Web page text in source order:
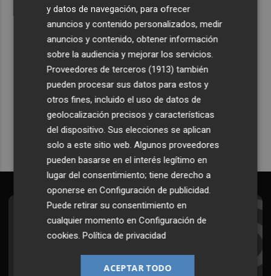
Recibe toda la actualidad de
Plaza Podcast en tu correo
Quiero suscribirme
Suscríbete al Boletín
Todos los días a primera hora en tu email
¡Quiero suscribirme!
y datos de navegación, para ofrecer
anuncios y contenido personalizados, medir
anuncios y contenido, obtener información
sobre la audiencia y mejorar los servicios.
Proveedores de terceros (1913) también
pueden procesar sus datos para estos y
otros fines, incluido el uso de datos de
geolocalización precisos y características
del dispositivo. Sus elecciones se aplican
solo a este sitio web. Algunos proveedores
pueden basarse en el interés legítimo en
lugar del consentimiento; tiene derecho a
oponerse enConfiguración de publicidad.
Puede retirar su consentimiento en
cualquier momento enConfiguración de
cookies.Política de privacidad
ACEPTAR TODO